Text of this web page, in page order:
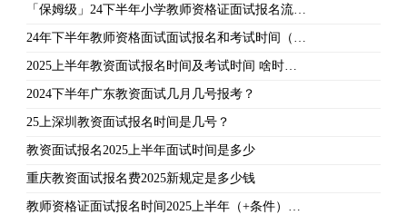
「保姆级」24下半年小学教师资格证面试报名流…
24年下半年教师资格面试面试报名和考试时间（…
2025上半年教资面试报名时间及考试时间 啥时…
2024下半年广东教资面试几月几号报考？
25上深圳教资面试报名时间是几号？
教资面试报名2025上半年面试时间是多少
重庆教资面试报名费2025新规定是多少钱
教师资格证面试报名时间2025上半年（+条件）…